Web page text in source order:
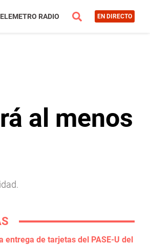
RADIO EN DIRECTO
al menos
entrega de tarjetas del PASE-U del